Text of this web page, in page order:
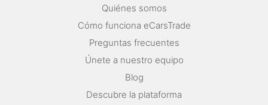
Quiénes somos
Cómo funciona eCarsTrade
Preguntas frecuentes
Únete a nuestro equipo
Blog
Descubre la plataforma